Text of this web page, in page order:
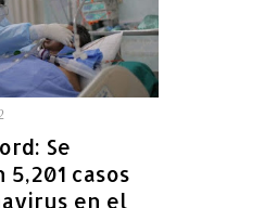
Se
casos
en el